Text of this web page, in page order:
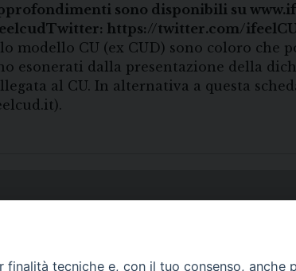
sono disponibili su
Twitter: https://twitter.com/
modello CU (ex CUD) sono coloro che
esonerati dalla presentazione della
al CU. In alternativa a questa
tecniche e, con il tuo consenso, anche